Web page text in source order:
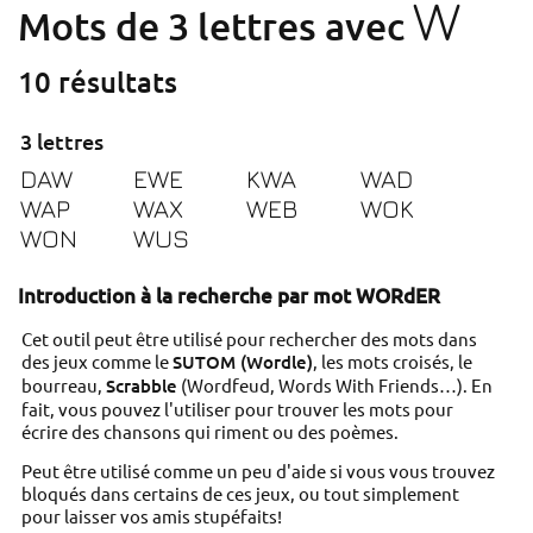
Mots de 3 lettres avecW
10 résultats
3 lettres
DAW EWE KWA
WAD
WAP
WAX WEB
WOK
WON
WUS
Introduction à la recherche par mot WORdER
Cet outil peut être utilisé pour rechercher des mots dans
des jeux comme leSUTOM (Wordle) , les mots croisés, le
bourreau, Scrabble (Wordfeud, Words With Friends…). En
fait, vous pouvez l'utiliser pour trouver les mots pour
écrire des chansons qui riment ou des poèmes.
Peut être utilisé comme un peu d'aide si vous vous trouvez
bloqués dans certains de ces jeux, ou tout simplement
pour laisser vos amis stupéfaits!